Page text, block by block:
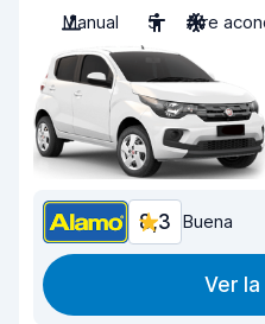
Manual
5 Aire
8,3 Buena
Ver